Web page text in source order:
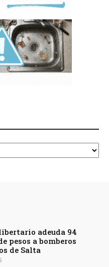
adeuda 94
pesos a bomberos
de Salta